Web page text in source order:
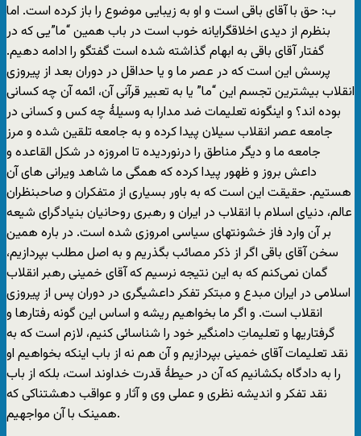
ب: حق با آقای باقی است و او به زيبايی موضوع را باز کرده است. اما
بنظرم از ديدی اخلاقگرايانه خوب است در باب همين “ما”يی که در
گفتار آقای باقی به ابهام گذاشته شده است گفتگو را ادامه دهيم.
پرسش اين است که در عصر ما و يا حداقل در دوران بعد از پيروزی
انقلاب بيشترين تجسم اين “ما” يا به تعبير قرآنی آن، ائمه آن چه کسانی
بوده اند؟ و اينگونه تعليمات ضد مدارا به وسيلۀ چه کس و کسانی در
جامعه عصر انقلاب سيلان پيدا کرده و به جامعه تلقين شده و مرز
جامعه ما و ديگر مناطق را درنورديده تا امروزه در شکل القاعده و
داعش بروز و ظهور پيدا کرده که همگی ما شاهد ويرانی های آن
هستيم. حقيقت اين است که به باور بسياری از متفکران و صاحبنظران
عالم، دنيای اسلام با انقلاب در ايران و رهبری روحانيان بنيادگرای شيعه
بر آن وارد فاز خشونتهای سياسی امروزی شده است. در باره همين
سخن آقای باقی اگر از ذکر مصائب بگذريم و به اصل مطلب بپردازيم،
گمان نمی‌کنم که به اين نتيجه نرسيم که آقای خمينی رهبر انقلاب
اسلامی در ايران مبدع و مبتکر تفکر داعشيگری در دوران پس از پيروزی
انقلاب است. و اگر ما بخواهيم ريشه و اساس اين گونه رفتارها و
گرفتاريها و تعليماتِ دامنگير خود را شناسائی کنيم، لازم است که به
نقد تعليمات آقای خمينی بپردازيم و آن هم نه از باب اينکه بخواهيم او
را به دادگاه بکشانيم که آن در حيطۀ قدرت خداوند است، بلکه از باب
نقد تفکر و انديشه نظری و عملی وی و آثار و عواقب دهشتناکی که
همينک با آن مواجهيم.